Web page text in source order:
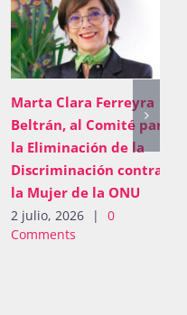
Marta Clara Ferreyra
Beltrán, al Comité para
la Eliminación de la
Discriminación contra
la Mujer de la ONU
2 julio, 2026 |
0
Comments